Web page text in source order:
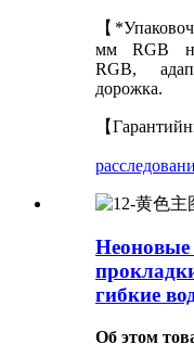
【
мм RGB
RGB,
дорожка.
【
Неоновые
гибкие
Об этом